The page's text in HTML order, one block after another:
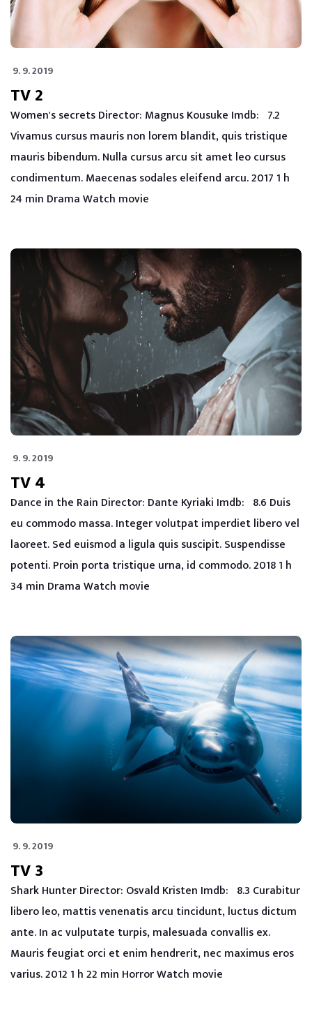
9. 9. 2019
TV 2
Women's secrets Director: Magnus Kousuke Imdb: 7.2
Vivamus cursus mauris non lorem blandit, quis tristique
mauris bibendum. Nulla cursus arcu sit amet leo cursus
condimentum. Maecenas sodales eleifend arcu. 2017 1 h
24 min Drama Watch movie
9. 9. 2019
TV 4
Dance in the Rain Director: Dante Kyriaki Imdb: 8.6 Duis
eu commodo massa. Integer volutpat imperdiet libero vel
laoreet. Sed euismod a ligula quis suscipit. Suspendisse
potenti. Proin porta tristique urna, id commodo. 2018 1 h
34 min Drama Watch movie
9. 9. 2019
TV 3
Shark Hunter Director: Osvald Kristen Imdb: 8.3 Curabitur
libero leo, mattis venenatis arcu tincidunt, luctus dictum
ante. In ac vulputate turpis, malesuada convallis ex.
Mauris feugiat orci et enim hendrerit, nec maximus eros
varius. 2012 1 h 22 min Horror Watch movie